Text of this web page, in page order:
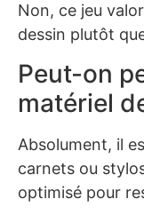
Non, ce jeu
dessin plutôt
Peut-on
matériel
Absolument, il
carnets ou
optimisé pour